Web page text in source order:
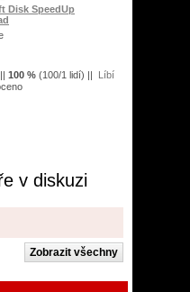
Disk SpeedUp
|| 100 % (100/1 lidí) ||
v diskuzi